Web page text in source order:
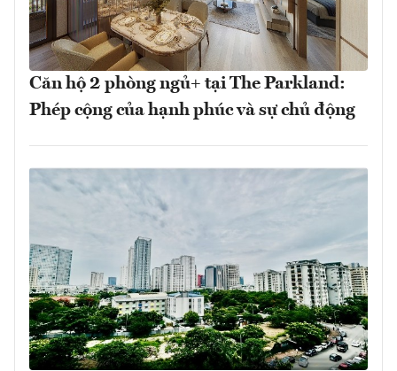
Căn hộ 2 phòng ngủ+ tại The Parkland:
Phép cộng của hạnh phúc và sự chủ động